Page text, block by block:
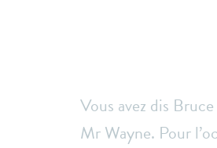
Vous avez dis
Mr Wayne. Pour